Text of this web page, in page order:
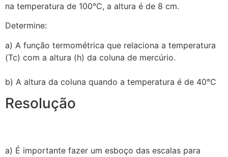
na temperatura de 100°C, a altura é de 8 cm.
Determine:
a) A função termométrica que relaciona a temperatura
(Tc) com a altura (h) da coluna de mercúrio.
b) A altura da coluna quando a temperatura é de 40°C
Resolução
a) É importante fazer um esboço das escalas para